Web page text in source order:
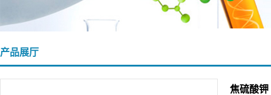
产品展厅
焦硫酸钾